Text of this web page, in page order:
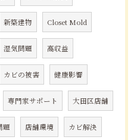
新築建物 Closet Mold
湿気問題 高収益
カビの被害 健康影響
専門家サポート 大田区店舗
題 店舗環境 カビ解決